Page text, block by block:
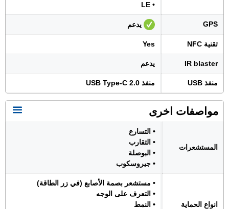
• LE
GPS يدعم
تقنية NFC Yes
IR blaster يدعم
منفذ USB منفذ USB Type-C 2.0
مواصفات اخرى
المستشعرات
• التسارع
• التقارب
• البوصلة
• جيروسكوب
انواع الحماية
• مستشعر بصمة الأصابع (في زر الطاقة)
• التعرف على الوجه
• النمط